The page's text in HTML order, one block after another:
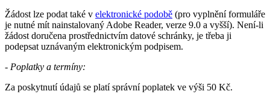
Žádost lze podat také v elektronické podobě (pro vyplnění formuláře
je nutné mít nainstalovaný Adobe Reader, verze 9.0 a vyšší). Není-li
žádost doručena prostřednictvím datové schránky, je třeba ji
podepsat uznávaným elektronickým podpisem.
- Poplatky a termíny:
Za poskytnutí údajů se platí správní poplatek ve výši 50 Kč.